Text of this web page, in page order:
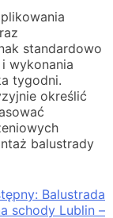
standardowo
wykonania
tygodni.
określić
balustrady
Balustrada
schody Lublin –